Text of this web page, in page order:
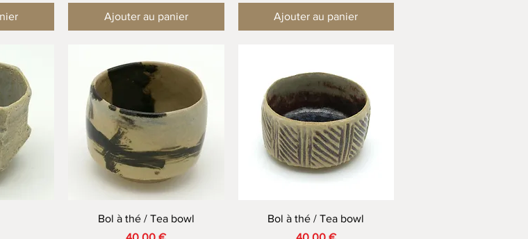
Ajouter au panier Ajouter au panier
Aperçu rapide
Bol à thé / Tea bowl
Aperçu rapide
Bol à thé / Tea bowl